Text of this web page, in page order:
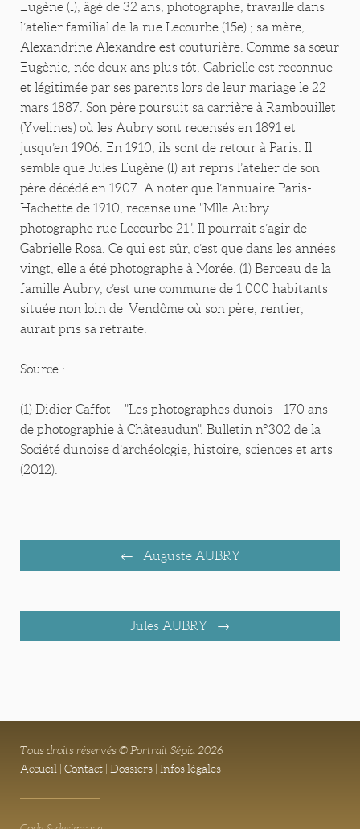
Eugène (I), âgé de 32 ans, photographe, travaille dans
l’atelier familial de la rue Lecourbe (15e) ; sa mère,
Alexandrine Alexandre est couturière. Comme sa sœur
Eugènie, née deux ans plus tôt, Gabrielle est reconnue
et légitimée par ses parents lors de leur mariage le 22
mars 1887. Son père poursuit sa carrière à Rambouillet
(Yvelines) où les Aubry sont recensés en 1891 et
jusqu’en 1906. En 1910, ils sont de retour à Paris. Il
semble que Jules Eugène (I) ait repris l’atelier de son
père décédé en 1907. A noter que l’annuaire Paris-
Hachette de 1910, recense une "Mlle Aubry
photographe rue Lecourbe 21". Il pourrait s’agir de
Gabrielle Rosa. Ce qui est sûr, c’est que dans les années
vingt, elle a été photographe à Morée. (1) Berceau de la
famille Aubry, c’est une commune de 1 000 habitants
située non loin de Vendôme où son père, rentier,
aurait pris sa retraite.
Source :
(1) Didier Caffot - "Les photographes dunois - 170 ans
de photographie à Châteaudun". Bulletin n°302 de la
Société dunoise d’archéologie, histoire, sciences et arts
(2012).
Auguste AUBRY
Jules AUBRY
Tous droits réservés © Portrait Sépia 2026
Accueil Contact Dossiers Infos légales